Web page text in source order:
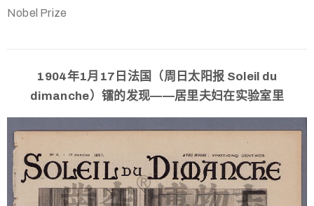
Nobel Prize
1904年1月17日法国（周日太阳报 Soleil du
dimanche）镭的发现——居里夫妇在实验室里